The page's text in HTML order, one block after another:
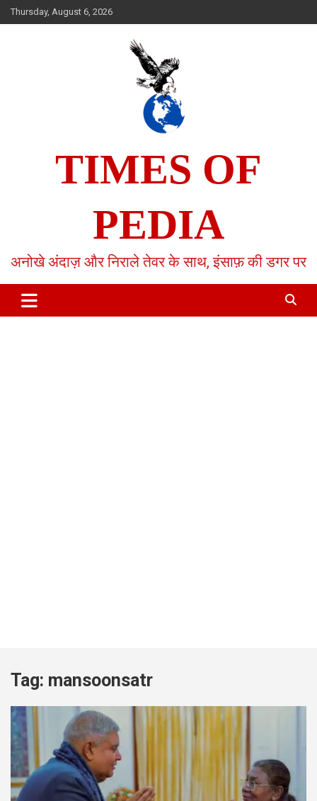
Skip
to
Thursday, August 6, 2026
TIMES OF
PEDIA
अनोखे अंदाज़ और निराले तेवर के साथ, इंसाफ़ की डगर पर
Tag: mansoonsatr